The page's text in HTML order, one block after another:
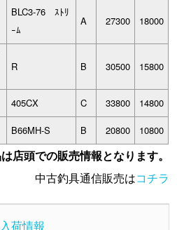
BLC3-76 ｽﾄﾘ
ｰﾑ
A 27300 18000
R B 30500 15800
405CX C 33800 14800
B66MH-S B 20800 10800
店頭での販売情報となります。
中古釣具通信販売はコチラ
荷情報